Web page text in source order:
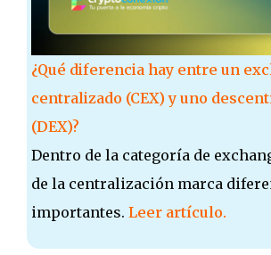
¿Qué diferencia hay entre un
centralizado (CEX) y uno
(DEX)?
Dentro de la categoría de
de la centralización marca
importantes. Leer artículo.